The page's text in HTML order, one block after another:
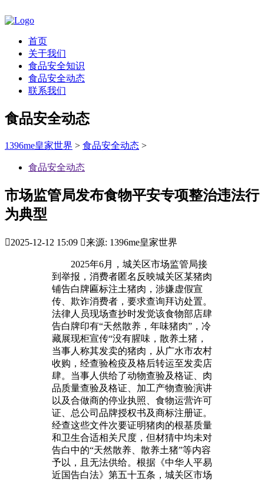
首页
关于我们
食品安全知识
食品安全动态
联系我们
食品安全动态
1396me皇家世界 > 食品安全动态 >
食品安全动态
市场监管局发布食物平安专项整治违法行
为典型
2025-12-12 15:09 来源: 1396me皇家世界
2025年6月，城关区市场监管局接
到举报，消费者匿名反映城关区某猪肉
铺告白牌匾标注土猪肉，涉嫌虚假宣
传、欺诈消费者，要求查询拜访处置。
法律人员现场查抄时发觉该食物部店肆
告白牌印有“天然散养，年味猪肉”，冷
藏展现柜宣传“没有腥味，散养土猪，
当事人称其发卖的猪肉，从广水市农村
收购，经查验检疫及格后转运至发卖店
肆。当事人供给了动物查验及格证、肉
品质量查验及格证、加工产物查验演讲
以及合做商的停业执照、食物运营许可
证、总公司品牌授权书及商标注册证。
经查这些文件次要证明猪肉的根基质量
和卫生合适相关尺度，但材猜中均未对
告白中的“天然散养、散养土猪”等内容
予以，且无法供给。根据《中华人平易
近国告白法》第五十五条，城关区市场